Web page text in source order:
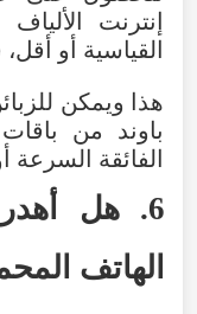
إنترنت
القياسية أو
باوند من
الفائقة السرعة
6. هل أهدر
الهاتف